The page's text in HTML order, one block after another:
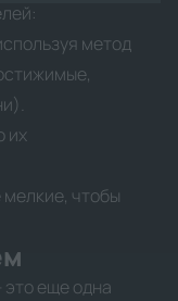
метод
их
чтобы
еще одна